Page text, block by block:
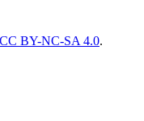
CC BY-NC-SA 4.0.